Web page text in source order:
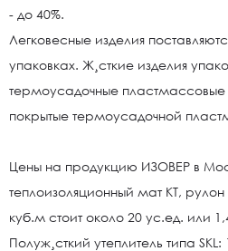
- до 40%.
Легковесные изделия
упаковках. Ж¸сткие изделия
термоусадочные
покрытые термоусадочной
Цены на продукцию ИЗОВЕР в
теплоизоляционный мат КТ, рулон
куб.м стоит около 20 ус.ед. или
Полуж¸сткий утеплитель типа